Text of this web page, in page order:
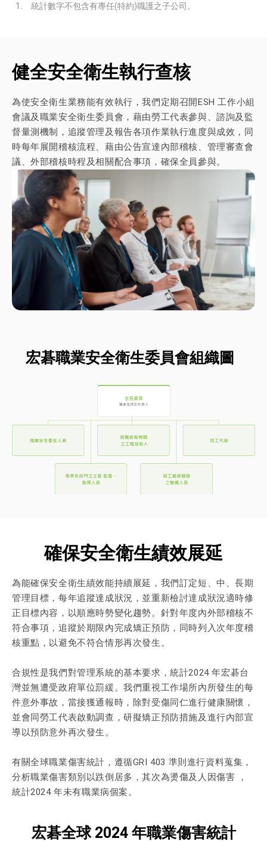
統計數字不包含有專任(特約)職護之子公司。
健全安全衛生執行查核
為使安全衛生業務能有效執行，我們定期召開ESH 工作小組
會議及職業安全衛生委員會，藉由勞工代表參與、諮詢及監
督量測機制，追蹤管理及報告各項作業執行進度與成效，同
時每年展開稽核流程、藉由公告宣達內部稽核、管理審查會
議、外部稽核時程及相關配合事項，確保全員參與。
宏碁職業安全衛生委員會組織圖
確保安全衛生績效展延
為能確保安全衛生績效能持續展延，我們訂定短、中、長期
管理目標，每年追蹤達成狀況，並重新檢討達成狀況適時修
正目標內容，以順應時勢變化趨勢。針對年度內外部稽核不
符合事項，追蹤於期限內完成矯正預防，同時列入次年度稽
核重點，以避免不符合情形再次發生。
合規性是我們對管理系統的基本要求，統計2024 年宏碁台
灣並無遭受政府單位罰緩。我們重視工作場所內所發生的每
件意外事故，當接獲通報時，除對受傷同仁進行健康關懷，
並會同勞工代表啟動調查，研擬矯正預防措施及進行內部宣
導以預防意外再次發生。
有關全球職業傷害統計，遵循GRI 403 準則進行資料蒐集，
分析職業傷害類別以跌倒居多，其次為燙傷及人因傷害 ，
統計2024 年未有職業病個案。
宏碁全球 2024 年職業傷害統計